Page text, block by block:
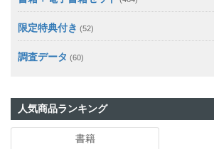
限定特典付き (52)
調査データ (60)
人気商品ランキング
書籍